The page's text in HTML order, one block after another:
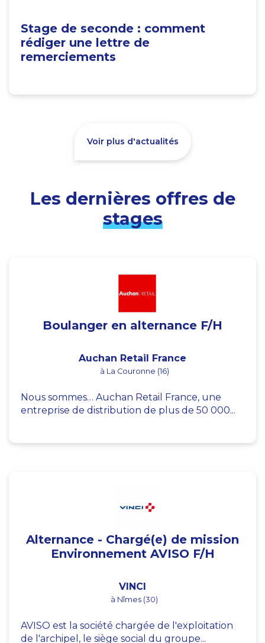
Stage de seconde : comment
rédiger une lettre de
remerciements
Voir plus d'actualités
Les dernières offres de
stages
Boulanger en alternance F/H
Auchan Retail France
à La Couronne (16)
Nous sommes… Auchan Retail France, une
entreprise de distribution de plus de 50 000...
Alternance - Chargé(e) de mission
Environnement AVISO F/H
VINCI
à Nîmes (30)
AVISO est la société chargée de l'exploitation
de l'archipel, le siège social du groupe...